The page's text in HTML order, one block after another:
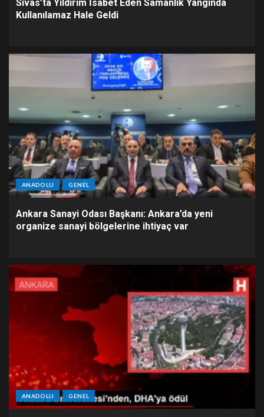
Sivas’ta Yıldırım İsabet Eden Samanlık Yangında
Kullanılamaz Hale Geldi
ANADOLU GENEL
Ankara Sanayi Odası Başkanı: Ankara’da yeni
organize sanayi bölgelerine ihtiyaç var
ANADOLU GENEL